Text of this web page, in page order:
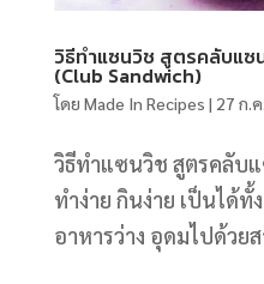
วิธีทำแซนวิช สูตรคลับแซ
(Club Sandwich)
โดย Made In Recipes | 27 ก.
วิธีทำแซนวิช สูตรคลับ
ทำง่าย กินง่าย เป็นได้ทั้
อาหารว่าง อุดมไปด้วย